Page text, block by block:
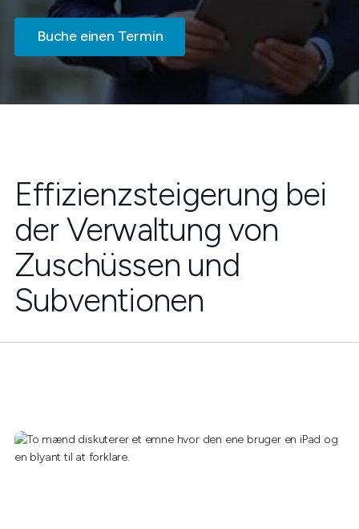
Buche einen Termin
Effizienzsteigerung bei
der Verwaltung von
Zuschüssen und
Subventionen